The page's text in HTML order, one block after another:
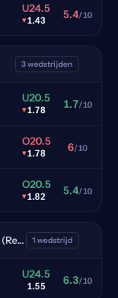
U24.5
▾1.43 5.4/10
3 wedstrijden
U20.5
▾1.78 1.7/10
O20.5
▾1.78 6/10
O20.5
▾1.82 5.4/10
WTA French Open Paris France Qualifying (Red clay) 1 wedstrijd
U24.5
1.55 6.3/10